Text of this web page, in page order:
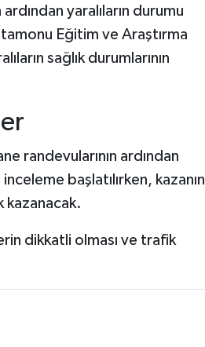
yaralıların durumu
Eğitim ve Araştırma
sağlık durumlarının
randevularının ardından
başlatılırken, kazanın
kazanacak.
dikkatli olması ve trafik